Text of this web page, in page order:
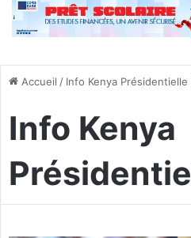
Accueil / Info Kenya Présidentielle
Info Kenya